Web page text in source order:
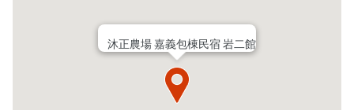
沐正農場 嘉義包棟民宿 岩二館